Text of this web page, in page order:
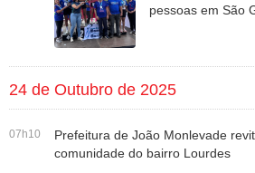
pessoas em São
24 de Outubro de 2025
07h10
Prefeitura de João Monlevade
comunidade do bairro Lourdes